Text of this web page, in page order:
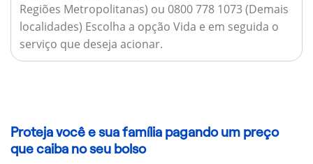
Regiões Metropolitanas) ou 0800 778 1073 (Demais
localidades) Escolha a opção Vida e em seguida o
serviço que deseja acionar.
Proteja você e sua família pagando um preço
que caiba no seu bolso